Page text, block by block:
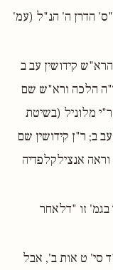
הדרן ה' הנ"ל (עמ'
קידושין עב ב
הלכה ורא"ש שם
מלוניל (בשיטת
ב; ר"ן קידושין שם
וראה אנצילקלפדיה
זו "דלאחר
סי' ט אות ב', אבל